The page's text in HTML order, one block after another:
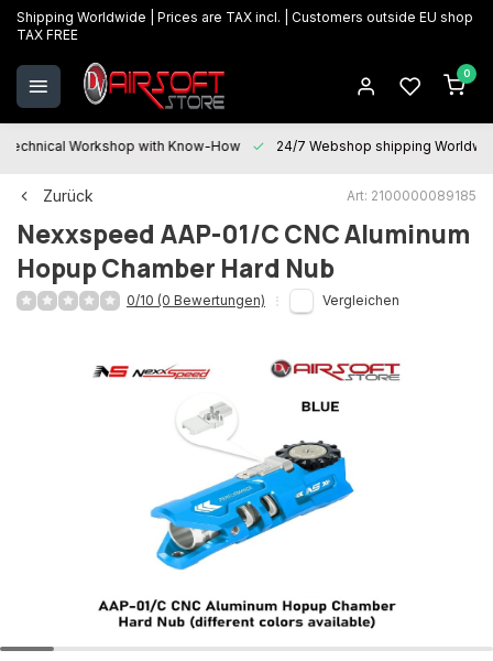
Shipping Worldwide | Prices are TAX incl. | Customers outside EU shop
TAX FREE
0
Technical Workshop with Know-How 24/7 Webshop shipping
Zurück Art: 2100000089185
Nexxspeed AAP-01/C CNC Aluminum
Hopup Chamber Hard Nub
0/10 (0 Bewertungen) Vergleichen